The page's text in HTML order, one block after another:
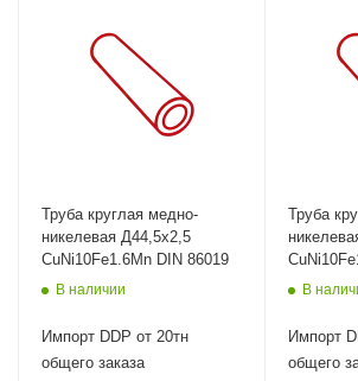
Труба круглая медно-
никелевая Д44,5х2,5
CuNi10Fe1.6Mn DIN 86019
В наличии
Импорт DDP от 20тн
общего заказа
Труба
В
Импорт
общего